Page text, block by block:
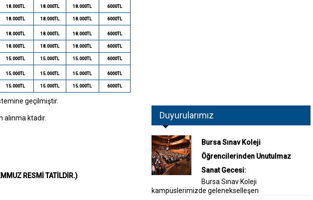
18.000TL 18.000TL 18.000TL 6000TL
18.000TL 18.000TL 18.000TL 6000TL
18.000TL 18.000TL 18.000TL 6000TL
18.000TL 18.000TL 18.000TL 6000TL
15.000TL 15.000TL 15.000TL 6000TL
15.000TL 15.000TL 15.000TL 6000TL
15.000TL 15.000TL 15.000TL 6000TL
geçilmiştir.
ktadır.
RESMİ TATİLDİR.)
Duyurularımız
Bursa Sınav Koleji
Öğrencilerinden Unutulmaz
Sanat Gecesi:
Bursa Sınav Koleji
kampüslerimizde gelenekselleşen